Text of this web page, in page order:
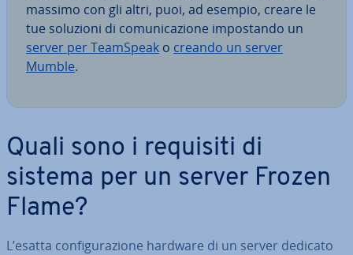
massimo con gli altri, puoi, ad esempio, creare le
tue soluzioni di co­mu­ni­ca­zio­ne im­po­stan­do un
server per TeamSpeak o creando un server
Mumble.
Quali sono i requisiti di
sistema per un server Frozen
Flame?
L’esatta con­fi­gu­ra­zio­ne hardware di un server dedicato